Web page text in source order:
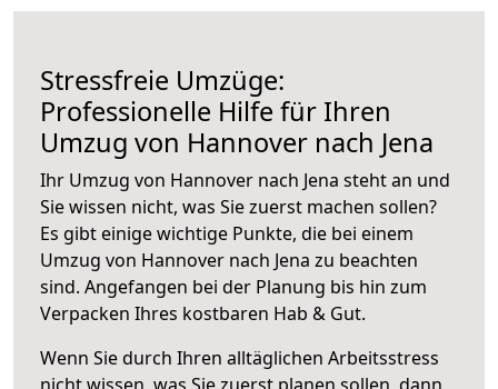
Stressfreie Umzüge:
Professionelle Hilfe für Ihren
Umzug von Hannover nach Jena
Ihr Umzug von Hannover nach Jena steht an und
Sie wissen nicht, was Sie zuerst machen sollen?
Es gibt einige wichtige Punkte, die bei einem
Umzug von Hannover nach Jena zu beachten
sind. Angefangen bei der Planung bis hin zum
Verpacken Ihres kostbaren Hab & Gut.
Wenn Sie durch Ihren alltäglichen Arbeitsstress